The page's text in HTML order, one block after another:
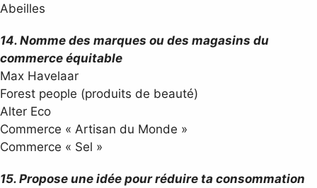
Abeilles
14. Nomme des marques ou des magasins du
commerce équitable
Max Havelaar
Forest people (produits de beauté)
Alter Eco
Commerce « Artisan du Monde »
Commerce « Sel »
15. Propose une idée pour réduire ta consommation